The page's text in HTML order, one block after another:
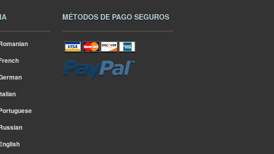
MÉTODOS DE PAGO SEGUROS